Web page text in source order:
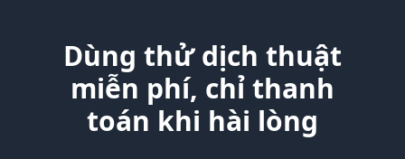
Dùng thử dịch thuật
miễn phí, chỉ thanh
toán khi hài lòng